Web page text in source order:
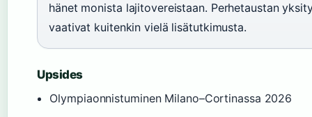
hänet monista lajitovereistaan. Perhetaustan
vaativat kuitenkin vielä lisätutkimusta.
Upsides
Olympiaonnistuminen Milano–Cortinassa 2026